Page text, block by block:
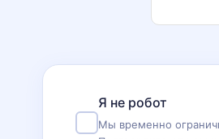
Я не робот
Мы временно